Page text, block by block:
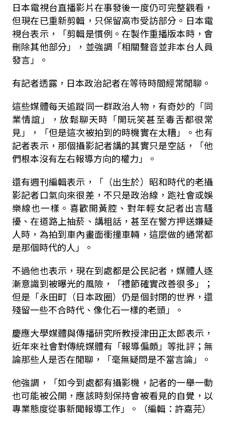
日本電視台直播影片在事發後一度仍可完整觀看，
但現在已重新剪輯，只保留高市受訪部分。日本電
視台表示，「剪輯是慣例。在製作重播版本時，會
刪除其他部分」，並強調「相關聲音並非本台人員
發言」。
有記者透露，日本政治記者在等待時間經常閒聊。
這些媒體每天追蹤同一群政治人物，有奇妙的「同
業情誼」，放鬆聊天時「開玩笑甚至毒舌都很常
見」，「但是這次被拍到的時機實在太糟」。也有
記者表示，那個攝影記者講的其實只是空話，「他
們根本沒有左右報導方向的權力」。
還有週刊編輯表示，「（出生於）昭和時代的老攝
影記者口氣向來很差，不只是政治線，跑社會或娛
樂線也一樣。喜歡開黃腔、對年輕女記者出言騷
擾、在道路上抽菸、講粗話，甚至在警方押送嫌疑
人時，為拍到車內畫面衝撞車輛，這麼做的通常都
是那個時代的人」。
不過他也表示，現在到處都是公民記者，媒體人逐
漸意識到被曝光的風險，「禮節確實改善很多」；
但是「永田町（日本政圈）仍是個封閉的世界，還
殘留一些不合時代、像化石一樣的老頭」。
慶應大學媒體與傳播研究所教授津田正太郎表示，
近年來社會對傳統媒體有「報導偏頗」等批評；無
論那些人是否在閒聊，「毫無疑問是不當言論」。
他強調，「如今到處都有攝影機，記者的一舉一動
也可能被公開，應該時刻保持會被看見的自覺，以
專業態度從事新聞報導工作」。（編輯：許嘉芫）